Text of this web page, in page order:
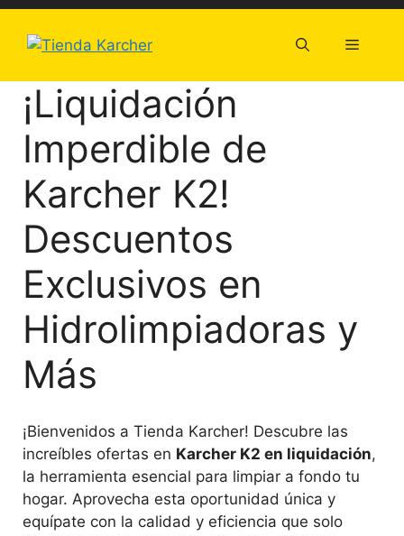
Saltar
contenido
Menú
¡Liquidación
Imperdible de
Karcher K2!
Descuentos
Exclusivos en
Hidrolimpiadoras y
Más
¡Bienvenidos a Tienda Karcher! Descubre las
increíbles ofertas en Karcher K2 en liquidación,
la herramienta esencial para limpiar a fondo tu
hogar. Aprovecha esta oportunidad única y
equípate con la calidad y eficiencia que solo